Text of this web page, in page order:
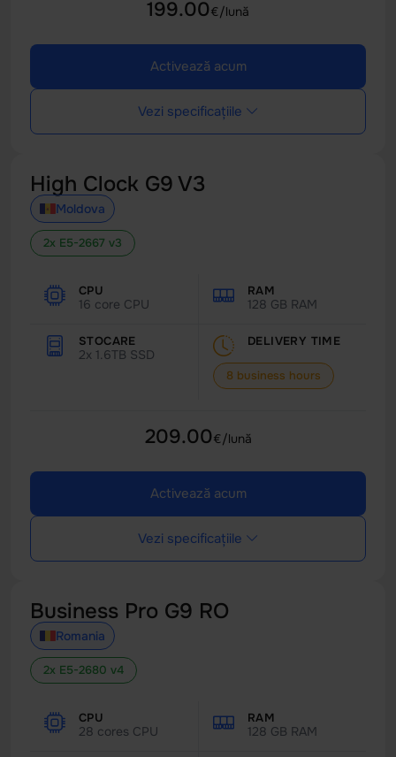
199.00€/lună
Activează acum
Vezi specificațiile
High Clock G9 V3
Moldova
2x E5-2667 v3
CPU
16 core CPU
RAM
128 GB RAM
STOCARE
2x 1.6TB SSD
DELIVERY TIME
8 business hours
209.00€/lună
Activează acum
Vezi specificațiile
Business Pro G9 RO
Romania
2x E5-2680 v4
CPU
28 cores CPU
RAM
128 GB RAM